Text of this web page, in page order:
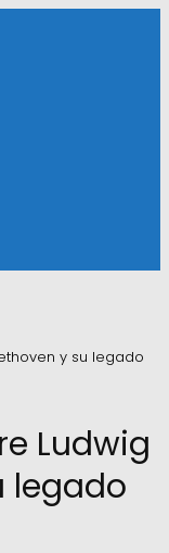
y su legado
Ludwig
legado